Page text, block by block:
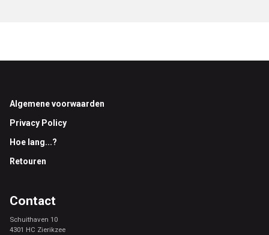
Footer
Algemene voorwaarden
Privacy Policy
Hoe lang...?
Retouren
Contact
Schuithaven 10
4301 HC Zierikzee